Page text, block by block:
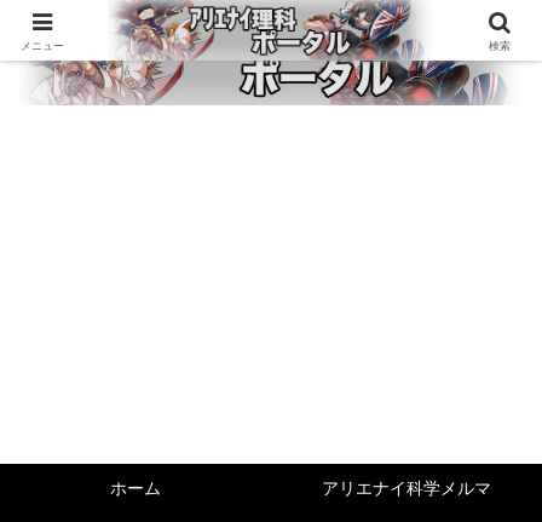
ホーム アリエナイ科学メルマ
メニュー 検索